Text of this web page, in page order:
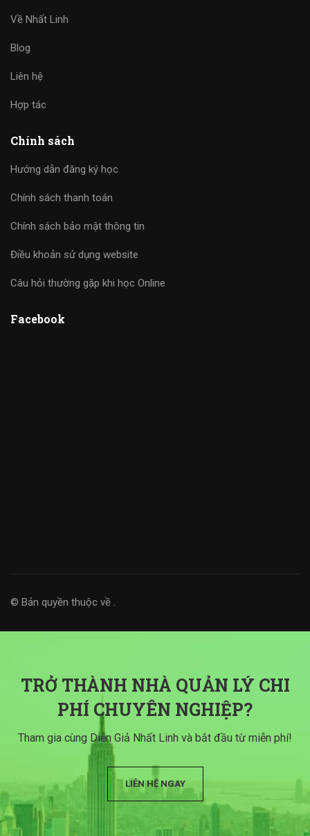
Về Nhất Linh
Blog
Liên hệ
Hợp tác
Chính sách
Hướng dẫn đăng ký học
Chính sách thanh toán
Chính sách bảo mật thông tin
Điều khoản sử dụng website
Câu hỏi thường gặp khi học Online
Facebook
© Bản quyền thuộc về .
TRỞ THÀNH NHÀ QUẢN LÝ CHI
PHÍ CHUYÊN NGHIỆP?
Tham gia cùng Diễn Giả Nhất Linh và bắt đầu từ miễn phí!
LIÊN HỆ NGAY